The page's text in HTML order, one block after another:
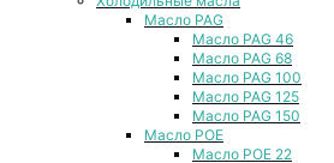
Масло PAG
Масло PAG 46
Масло PAG 68
Масло PAG 100
Масло PAG 125
Масло PAG 150
Масло POE
Масло POE 22